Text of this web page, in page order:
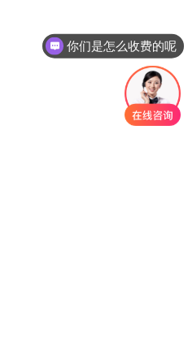
你们是怎么收费的呢